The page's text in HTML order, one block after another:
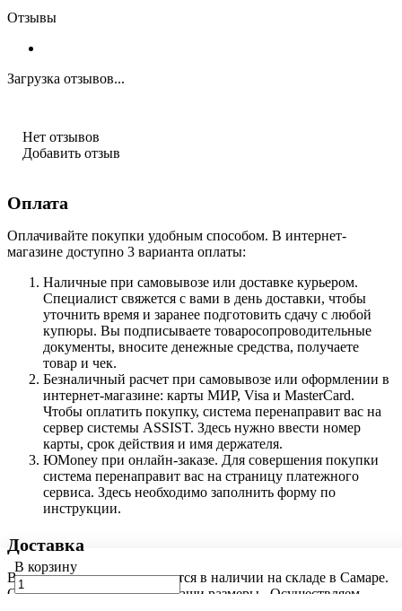
В корзину
Отзывы
Загрузка отзывов...
Нет отзывов
Добавить отзыв
Оплата
Оплачивайте покупки удобным способом. В интернет-
магазине доступно 3 варианта оплаты:
Наличные при самовывозе или доставке курьером.
Специалист свяжется с вами в день доставки, чтобы
уточнить время и заранее подготовить сдачу с любой
купюры. Вы подписываете товаросопроводительные
документы, вносите денежные средства, получаете
товар и чек.
Безналичный расчет при самовывозе или оформлении в
интернет-магазине: карты МИР, Visa и MasterCard.
Чтобы оплатить покупку, система перенаправит вас на
сервер системы ASSIST. Здесь нужно ввести номер
карты, срок действия и имя держателя.
ЮMoney при онлайн-заказе. Для совершения покупки
система перенаправит вас на страницу платежного
сервиса. Здесь необходимо заполнить форму по
инструкции.
Доставка
Весь металлопрокат находится в наличии на складе в Самаре.
Осуществляется резка под ваши размеры. Осуществляем